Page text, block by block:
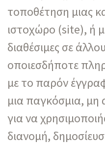
τοποθέτηση μιας
ιστοχώρο (site), ή
διαθέσιμες σε
οποιεσδήποτε
με το παρόν
μια παγκόσμια, μη
για να
διανομή,